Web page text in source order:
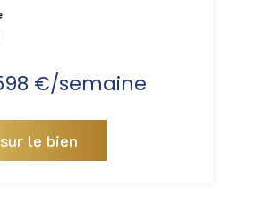
€/semaine
le bien